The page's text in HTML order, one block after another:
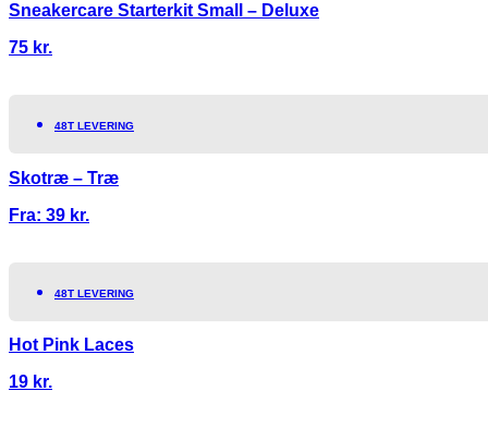
Sneakercare Starterkit Small – Deluxe
75 kr.
48T LEVERING
Skotræ – Træ
Fra: 39 kr.
48T LEVERING
Hot Pink Laces
19 kr.